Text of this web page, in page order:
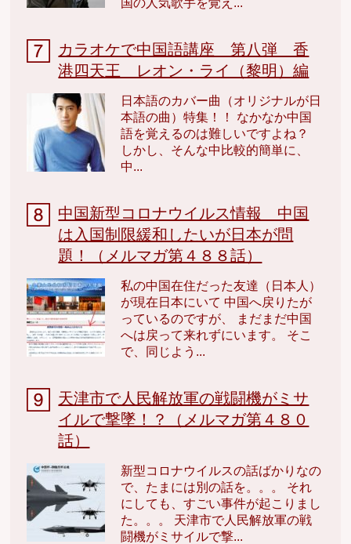
カラオケで中国語講座 第八弾 香
港四天王 レオン・ライ（黎明）編
日本語のカバー曲（オリジナルが日
本語の曲）特集！！ なかなか中国
語を覚えるのは難しいですよね？
しかし、そんな中比較的簡単に、
中...
中国新型コロナウイルス情報 中国
は入国制限緩和したいが日本が問
題！（メルマガ第４８８話）
私の中国在住だった友達（日本人）
が現在日本にいて 中国へ戻りたが
っているのですが、 まだまだ中国
へは戻って来れずにいます。 そこ
で、同じよう...
天津市で人民解放軍の戦闘機がミサ
イルで撃墜！？（メルマガ第４８０
話）
新型コロナウイルスの話ばかりなの
で、たまには別の話を。。。 それ
にしても、すごい事件が起こりまし
た。。。 天津市で人民解放軍の戦
闘機がミサイルで撃...